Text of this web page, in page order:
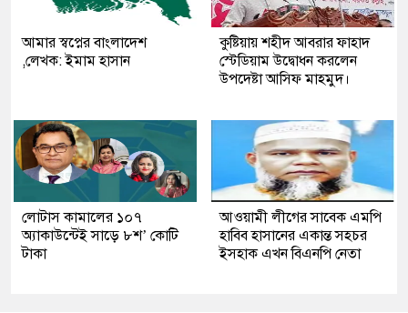
আমার স্বপ্নের বাংলাদেশ
,লেখক: ইমাম হাসান
কুষ্টিয়ায় শহীদ আবরার ফাহাদ
স্টেডিয়াম উদ্বোধন করলেন
উপদেষ্টা আসিফ মাহমুদ।
লোটাস কামালের ১০৭
অ্যাকাউন্টেই সাড়ে ৮শ’ কোটি
টাকা
আওয়ামী লীগের সাবেক এমপি
হাবিব হাসানের একান্ত সহচর
ইসহাক এখন বিএনপি নেতা